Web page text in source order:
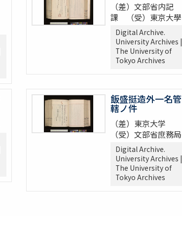
（差）文部省内記
課 （受）東京大學
Digital Archive.
University Archives |
The University of
Tokyo Archives
飯盛挺造外一名管
轄ノ件
（差）東京大学
（受）文部省庶務局
Digital Archive.
University Archives |
The University of
Tokyo Archives